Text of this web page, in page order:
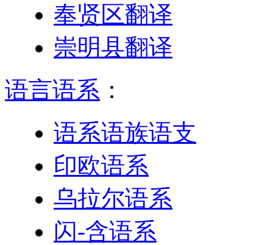
奉贤区翻译
崇明县翻译
语言语系 ：
语系语族语支
印欧语系
乌拉尔语系
闪-含语系